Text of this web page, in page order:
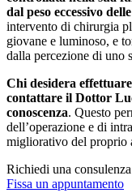
dal peso eccessivo
intervento di chirurgia
giovane e luminoso, e
dalla percezione di uno
Chi desidera
contattare il Dottor
conoscenza. Questo
dell’operazione e di
migliorativo del proprio
Richiedi una consulenza
Fissa un appuntamento